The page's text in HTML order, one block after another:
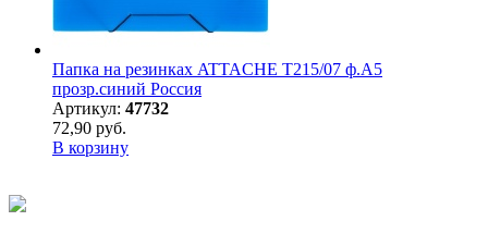
Папка на резинках ATTAСHE Т215/07 ф.А5
прозр.синий Россия
Артикул: 47732
72,90 руб.
В корзину